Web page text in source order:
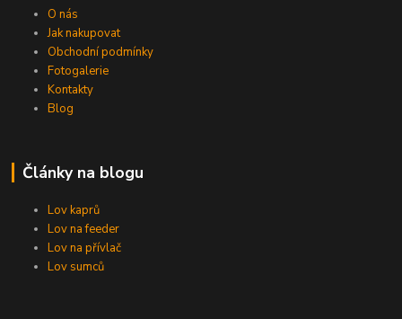
O nás
Jak nakupovat
Obchodní podmínky
Fotogalerie
Kontakty
Blog
Články na blogu
Lov kaprů
Lov na feeder
Lov na přívlač
Lov sumců